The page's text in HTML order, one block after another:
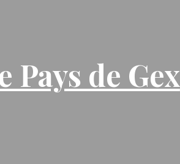
Pays de Gex